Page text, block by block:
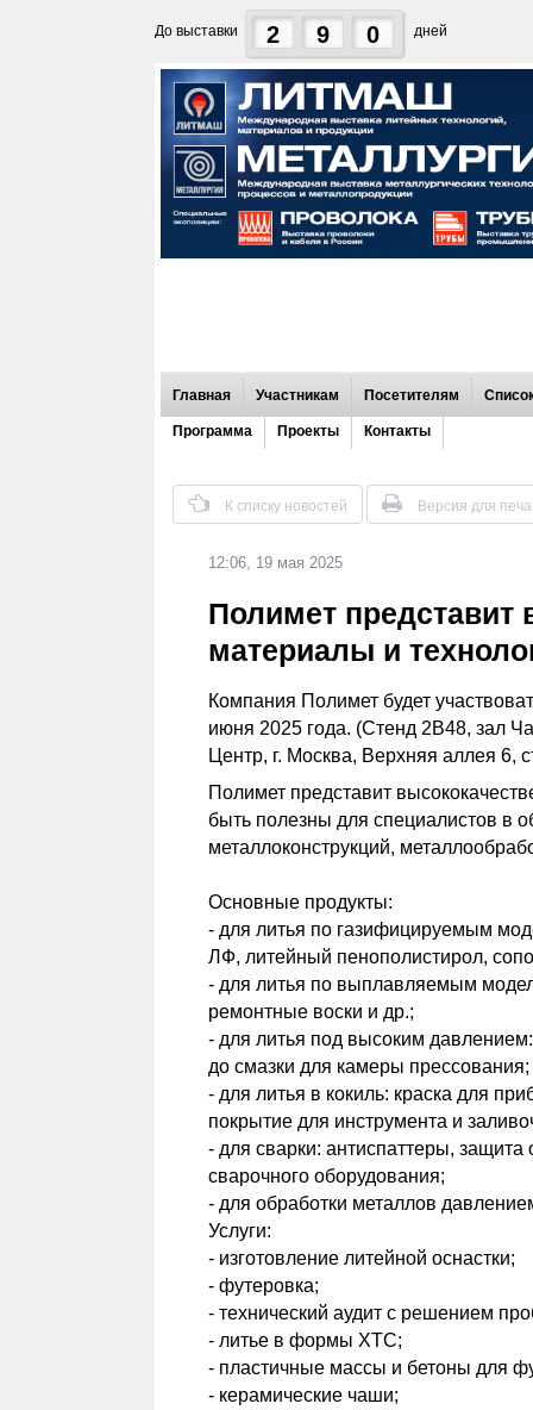
До выставки 2 9 0 дней
Главная Участникам Посетителям
Программа Проекты Контакты
К списку новостей Версия для
12:06, 19 мая 2025
Полимет представит
материалы и
Компания Полимет будет
июня 2025 года. (Стенд 2B48, зал
Центр, г. Москва, Верхняя аллея 6,
Полимет представит
быть полезны для специалистов в
металлоконструкций,
Основные продукты:
- для литья по газифицируемым
ЛФ, литейный пенополистирол,
- для литья по выплавляемым
ремонтные воски и др.;
- для литья под высоким
до смазки для камеры прессования;
- для литья в кокиль: краска для
покрытие для инструмента и
- для сварки: антиспаттеры,
сварочного оборудования;
- для обработки металлов
Услуги:
- изготовление литейной оснастки;
- футеровка;
- технический аудит с решением
- литье в формы ХТС;
- пластичные массы и бетоны для
- керамические чаши;